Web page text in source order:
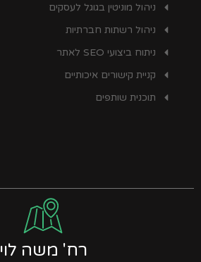
ניהול מוניטין בגוגל לעסקים
ניהול רשתות חברתיות
ניתוח ביצועי SEO לאתר
קניית קישורים איכותיים
תוכנית שותפים
רח' משה לוי